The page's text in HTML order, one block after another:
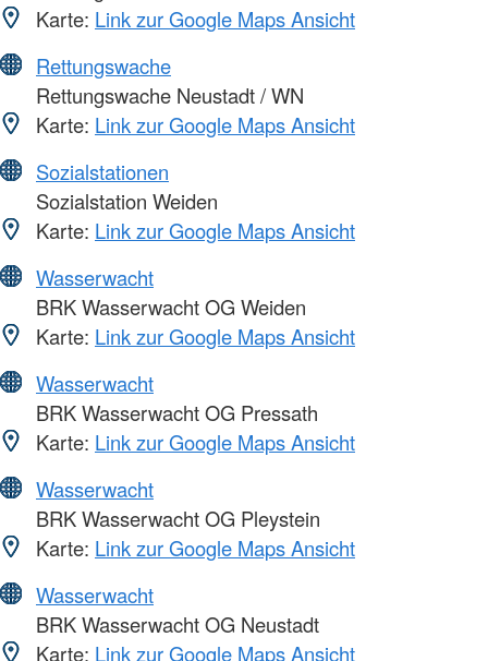
Karte: Link zur Google Maps Ansicht
Rettungswache
Rettungswache Neustadt / WN
Karte: Link zur Google Maps Ansicht
Sozialstationen
Sozialstation Weiden
Karte: Link zur Google Maps Ansicht
Wasserwacht
BRK Wasserwacht OG Weiden
Karte: Link zur Google Maps Ansicht
Wasserwacht
BRK Wasserwacht OG Pressath
Karte: Link zur Google Maps Ansicht
Wasserwacht
BRK Wasserwacht OG Pleystein
Karte: Link zur Google Maps Ansicht
Wasserwacht
BRK Wasserwacht OG Neustadt
Karte: Link zur Google Maps Ansicht